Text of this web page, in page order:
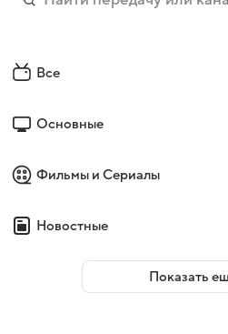
Все
Основные
Фильмы и Сериалы
Новостные
Показать